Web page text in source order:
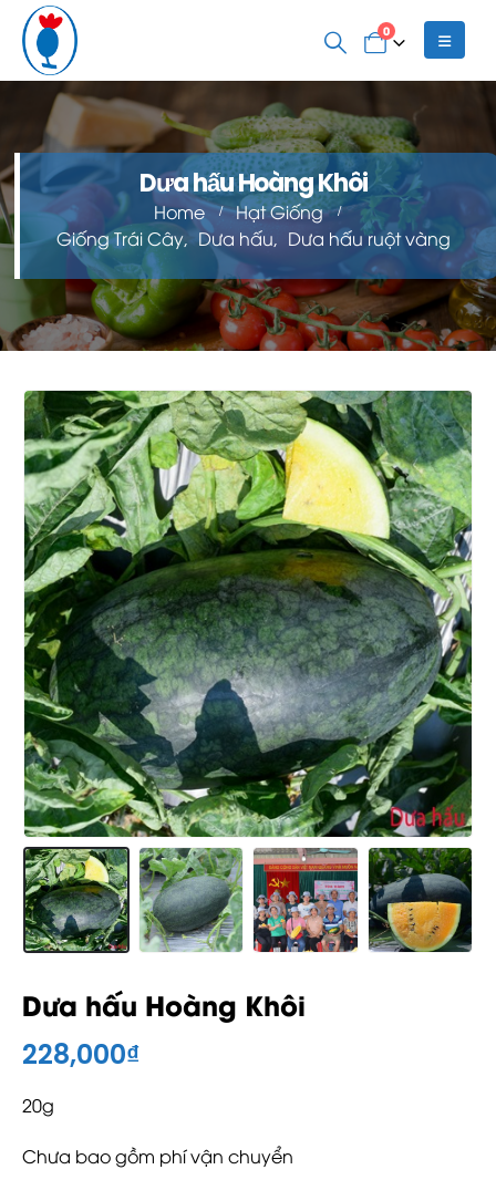
0
Dưa hấu Hoàng Khôi
Home
Hạt Giống
Giống Trái Cây, Dưa hấu, Dưa hấu ruột vàng
Dưa hấu Hoàng Khôi
228,000₫
20g
Chưa bao gồm phí vận chuyển